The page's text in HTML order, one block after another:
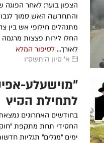
הצפון בוער: לאחר
והתחדשה האש סמוך
מתנהלים חילופי אש בין
החלו לירות פצצות מרגמה
לאורך... לסיפור המלא
א' סיון ה׳תשס״ו
"מוישעלע-
לתחילת הקיץ
בחודשים האחרונים
החסידי תחת מתקפת
ימים "מגלים" תגליות